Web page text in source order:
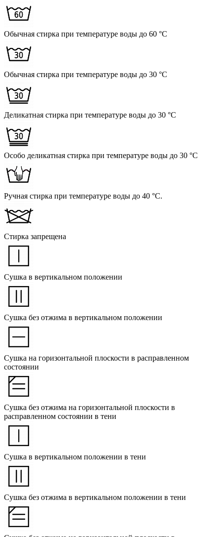
Обычная стирка при температуре воды до 60 °C
Обычная стирка при температуре воды до 30 °C
Деликатная стирка при температуре воды до 30 °C
Особо деликатная стирка при температуре воды до 30 °C
Ручная стирка при температуре воды до 40 °C.
Стирка запрещена
Сушка в вертикальном положении
Сушка без отжима в вертикальном положении
Сушка на горизонтальной плоскости в расправленном
состоянии
Сушка без отжима на горизонтальной плоскости в
расправленном состоянии в тени
Сушка в вертикальном положении в тени
Сушка без отжима в вертикальном положении в тени